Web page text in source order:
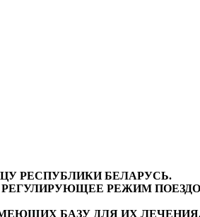
РЕСПУБЛИКИ БЕЛАРУСЬ.
РЕЖИМ
БАЗУ ДЛЯ ИХ